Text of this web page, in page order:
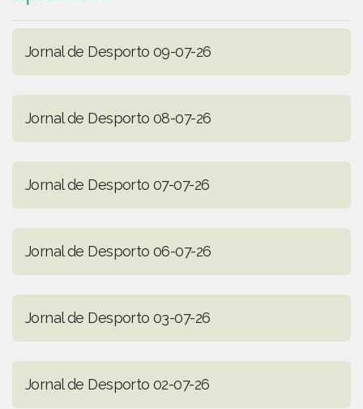
Jornal de Desporto 09-07-26
Jornal de Desporto 08-07-26
Jornal de Desporto 07-07-26
Jornal de Desporto 06-07-26
Jornal de Desporto 03-07-26
Jornal de Desporto 02-07-26